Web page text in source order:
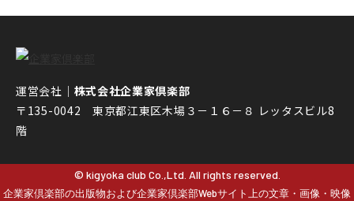
運営会社｜ 株式会社企業家倶楽部
〒135-0042 東京都江東区木場３－１６－８ レッタスビル8
階
© kigyoka club Co.,Ltd. All rights reserved.
企業家倶楽部の出版物および企業家倶楽部Webサイト上の文章・画像・映像